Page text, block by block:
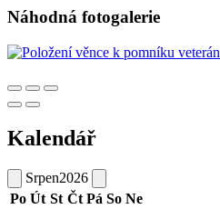
Náhodná fotogalerie
Kalendář
Srpen2026
Po Út St Čt Pá So Ne